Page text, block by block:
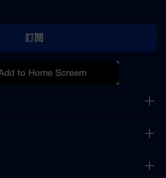
訂閱